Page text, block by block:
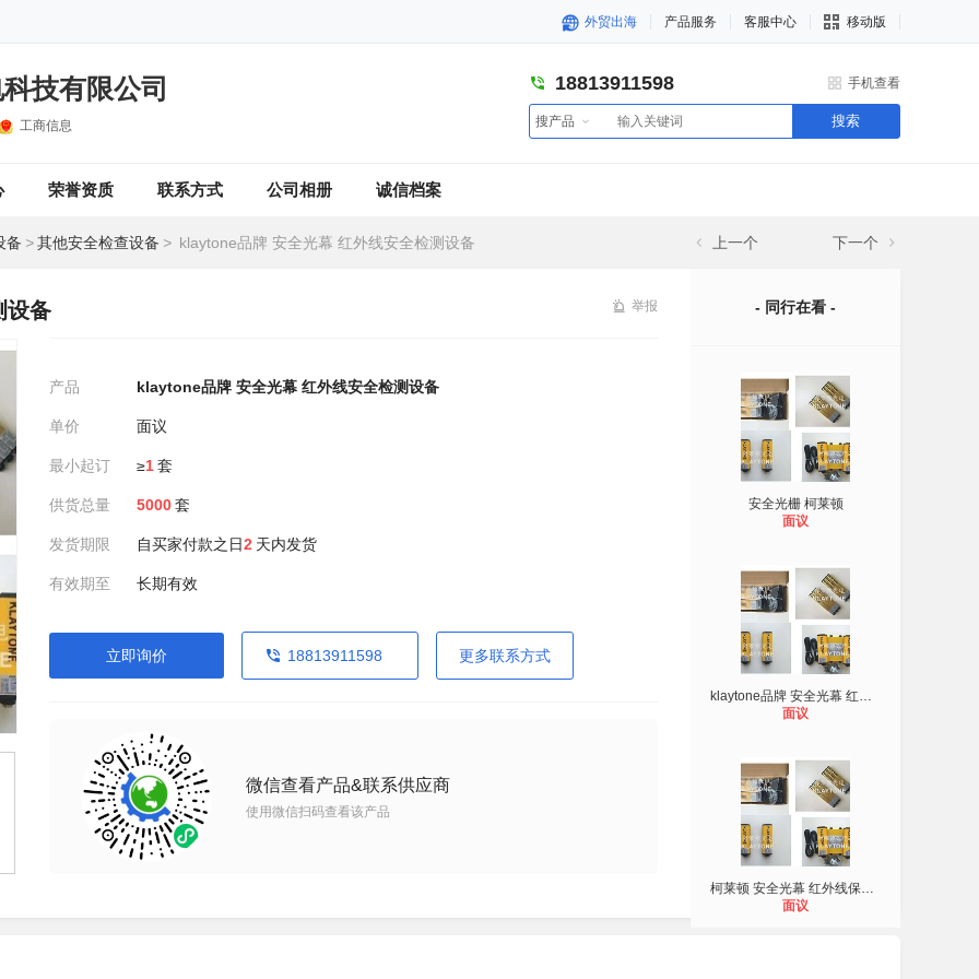
外贸出海 产品服务 客服中心 移动版
技有限公司
工商信息
18813911598 手机查看
搜产品 搜索
荣誉资质 联系方式 公司相册 诚信档案
备 >其他安全检查设备 > klaytone品牌 安全光幕 红外线安全检测设备 上一个 下一个
设备 举报
产品 klaytone品牌 安全光幕 红外线安全检测设备
单价 面议
最小起订 ≥1套
供货总量 5000套
发货期限 自买家付款之日2 天内发货
有效期至 长期有效
立即询价 18813911598 更多联系方式
微信查看产品&联系供应商
使用微信扫码查看该产品
- 同行在看 -
安全光栅 柯莱顿
面议
klaytone品牌 安全光幕 红外线安全检
面议
柯莱顿 安全光幕 红外线保护装置
面议